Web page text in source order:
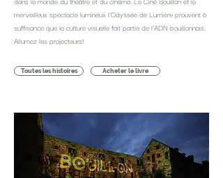
merveilleux spectacle lumineux l’Odyssée de Lumière prouvent à
suffisance que la culture visuelle fait partie de l’ADN bouillonnais.
Allumez les projecteurs!
Toutes les histoires Acheter le livre